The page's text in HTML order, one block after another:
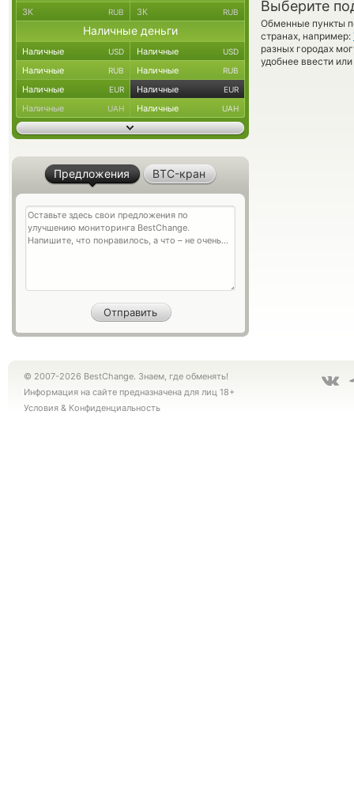
Выберите
Обменные пункты
странах, например:
разных городах
удобнее ввести
ЗК RUB ЗК RUB
Наличные деньги
Наличные USD Наличные USD
Наличные RUB Наличные RUB
Наличные EUR Наличные EUR
Наличные UAH Наличные UAH
Предложения BTC-кран
© 2007-2026 BestChange. Знаем, где обменять!
Информация на сайте предназначена для лиц 18+
Условия & Конфиденциальность